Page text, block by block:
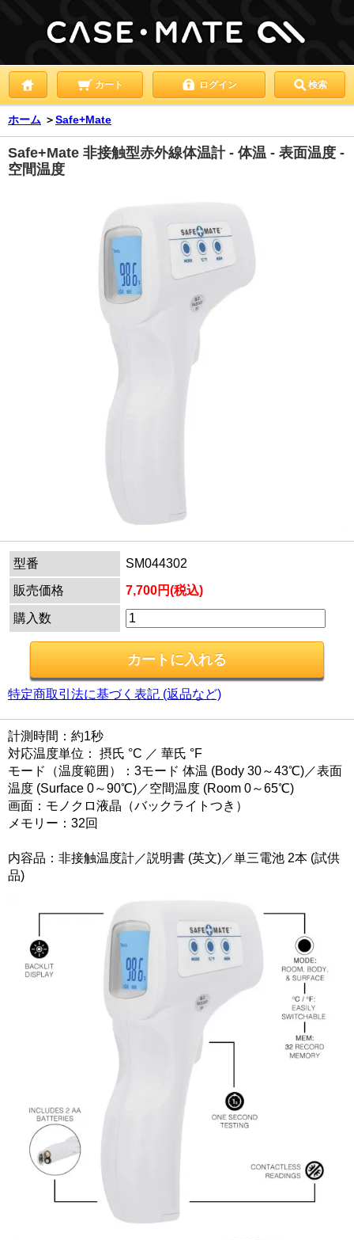
カート ログイン 検索
ホーム ＞Safe+Mate
Safe+Mate 非接触型赤外線体温計 - 体温 - 表面温度 -
空間温度
型番
SM044302
販売価格
7,700円(税込)
購入数
特定商取引法に基づく表記 (返品など)
計測時間：約1秒
対応温度単位： 摂氏 °C ／ 華氏 °F
モード（温度範囲）：3モード 体温 (Body 30～43℃)／表面
温度 (Surface 0～90℃)／空間温度 (Room 0～65℃)
画面：モノクロ液晶（バックライトつき）
メモリー：32回
内容品：非接触温度計／説明書 (英文)／単三電池 2本 (試供
品)